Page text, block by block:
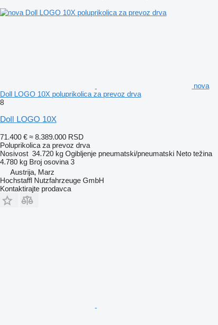
nova
Doll LOGO 10X poluprikolica za prevoz drva
8
Doll LOGO 10X
71.400 € ≈ 8.389.000 RSD
Poluprikolica za prevoz drva
Nosivost 34.720 kg Ogibljenje pneumatski/pneumatski Neto težina
4.780 kg Broj osovina 3
Austrija, Marz
Hochstaffl Nutzfahrzeuge GmbH
Kontaktirajte prodavca